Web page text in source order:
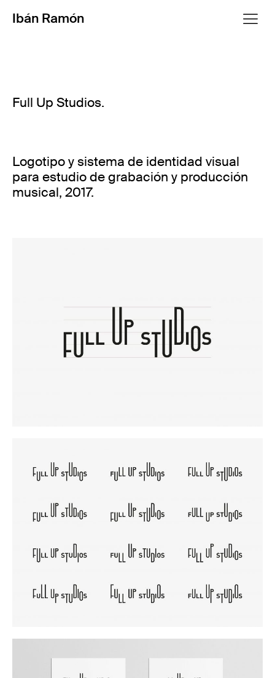
Ibán Ramón
Full Up Studios.
Logotipo y sistema de identidad visual
para estudio de grabación y producción
musical, 2017.